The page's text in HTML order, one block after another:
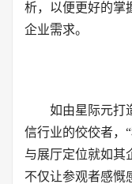
析，以便更好的掌
企业需求。
如由星际元打造
信行业的佼佼者，
与展厅定位就如其
不仅让参观者感慨